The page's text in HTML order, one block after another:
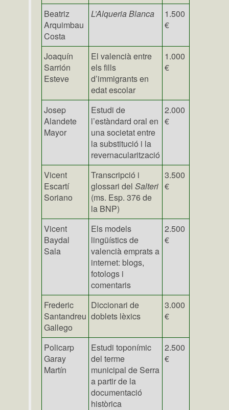
Beatriz
Arquimbau
Costa
L’Alqueria Blanca
1.500
€
Joaquín
Sarrión
Esteve
El valencià entre
els fills
d’immigrants en
edat escolar
1.000
€
Josep
Alandete
Mayor
Estudi de
l’estàndard oral en
una societat entre
la substitució i la
revernacularització
2.000
€
Vicent
Escartí
Soriano
Transcripció i
glossari delSalteri
(ms. Esp. 376 de
la BNP)
3.500
€
Vicent
Baydal
Sala
Els models
lingüístics de
valencià emprats a
internet: blogs,
fotologs i
comentaris
2.500
€
Frederic
Santandreu
Gallego
Diccionari de
doblets lèxics
3.000
€
Policarp
Garay
Martín
Estudi toponímic
del terme
municipal de Serra
a partir de la
documentació
històrica
2.500
€